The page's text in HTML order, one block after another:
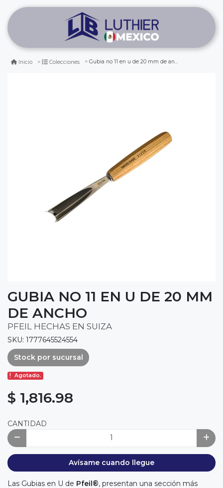
Inicio Colecciones Gubia no 11 en u de 20 mm de ancho
GUBIA NO 11 EN U DE 20 MM
DE ANCHO
PFEIL HECHAS EN SUIZA
SKU: 1777645524554
Stock por sucursal
Agotado.
$ 1,816.98
CANTIDAD
Avísame cuando llegue
Las Gubias en U de Pfeil®, presentan una sección más